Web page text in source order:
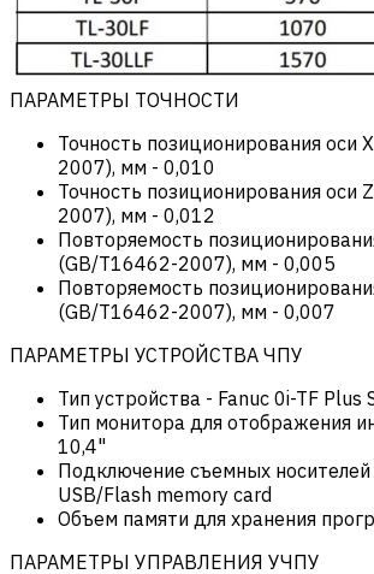
ПАРАМЕТРЫ ТОЧНОСТИ
Точность позиционирования оси
2007), мм - 0,010
Точность позиционирования оси
2007), мм - 0,012
Повторяемость
(GB/T16462-2007), мм - 0,005
Повторяемость
(GB/T16462-2007), мм - 0,007
ПАРАМЕТРЫ УСТРОЙСТВА ЧПУ
Тип устройства - Fanuc 0i-TF Plus
Тип монитора для отображения
10,4"
Подключение съемных
USB/Flash memory card
Объем памяти для хранения
ПАРАМЕТРЫ УПРАВЛЕНИЯ УЧПУ